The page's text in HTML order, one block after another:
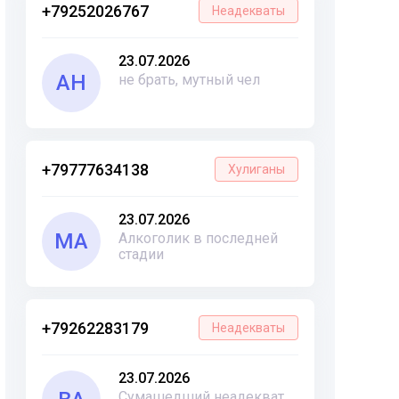
+79252026767 Неадекваты
АН
23.07.2026
не брать, мутный чел
+79777634138 Хулиганы
МА
23.07.2026
Алкоголик в последней
стадии
+79262283179 Неадекваты
23.07.2026